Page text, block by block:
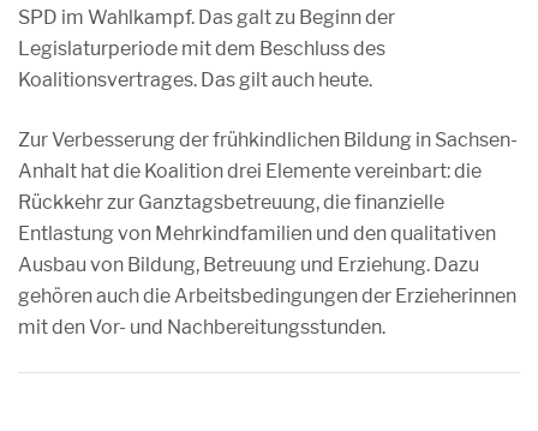
SPD im Wahlkampf. Das galt zu Beginn der
Legislaturperiode mit dem Beschluss des
Koalitionsvertrages. Das gilt auch heute.
Zur Verbesserung der frühkindlichen Bildung in Sachsen-
Anhalt hat die Koalition drei Elemente vereinbart: die
Rückkehr zur Ganztagsbetreuung, die finanzielle
Entlastung von Mehrkindfamilien und den qualitativen
Ausbau von Bildung, Betreuung und Erziehung. Dazu
gehören auch die Arbeitsbedingungen der Erzieherinnen
mit den Vor- und Nachbereitungsstunden.